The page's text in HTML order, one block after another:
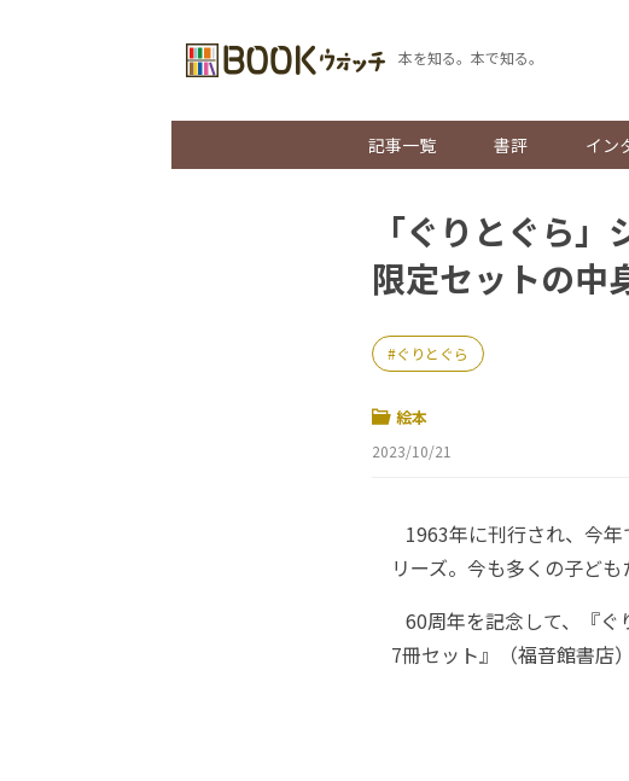
本を知る。本で知る。
記事一覧 書評 イン
「ぐりとぐら
限定セットの中
ぐりとぐら
絵本
2023/10/21
1963年に刊行され、今
リーズ。今も多くの子ども
60周年を記念して、『
7冊セット』（福音館書店